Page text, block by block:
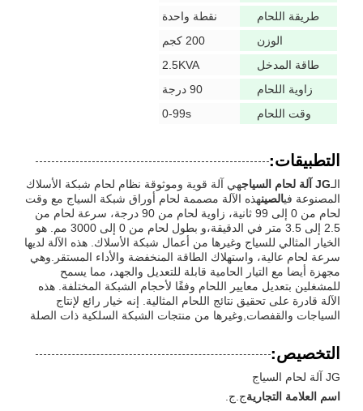
طريقة اللحام
نقطة واحدة
الوزن
200 كجم
طاقة المدخل
2.5KVA
زاوية اللحام
90 درجة
وقت اللحام
0-99s
التطبيقات:
الـJG آلة لحام السياج
هي آلة قوية وموثوقة نظام لحام شبكة الأسلاك
المصنوعة فيالصينهذه الآلة مصممة لحام أوراق شبكة السياج مع وقت
لحام من 0 إلى 99 ثانية، زاوية لحام من 90 درجة، سرعة لحام من
2.5 إلى 3.5 متر في الدقيقة،و بطول لحام من 0 إلى 3000 مم. هو
الخيار المثالي للسياج وغيرها من أعمال شبكة الأسلاك. هذه الآلة لديها
سرعة لحام عالية، واستهلاك الطاقة المنخفضة والأداء المستقر.وهي
مجهزة أيضا مع التيار الحامية قابلة للتعديل والجهد، مما يسمح
للمشغلين بتعديل معايير اللحام وفقًا لأحجام الشبكة المختلفة. هذه
الآلة قادرة على تحقيق نتائج اللحام المثالية. إنه خيار رائع لإنتاج
السياجات والقفصات,وغيرها من منتجات الشبكة السلكية ذات الصلة
التخصيص:
JG آلة لحام السياج
اسم العلامة التجاريةج.ج.